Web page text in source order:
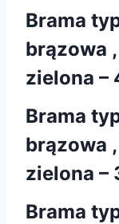
Brama
brązowa
zielona –
Brama
brązowa
zielona –
Brama